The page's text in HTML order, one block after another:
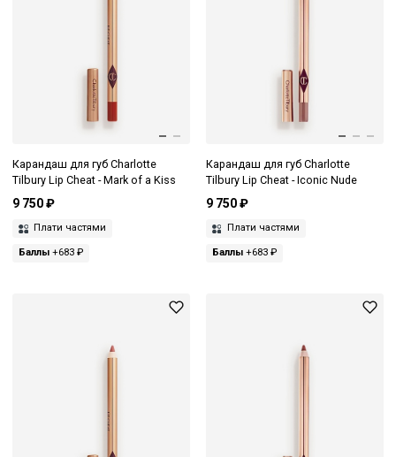
Карандаш для губ Charlotte
Tilbury Lip Cheat - Mark of a Kiss
9 750 ₽
Плати частями
Баллы +683 ₽
Карандаш для губ Charlotte
Tilbury Lip Cheat - Iconic Nude
9 750 ₽
Плати частями
Баллы+683 ₽